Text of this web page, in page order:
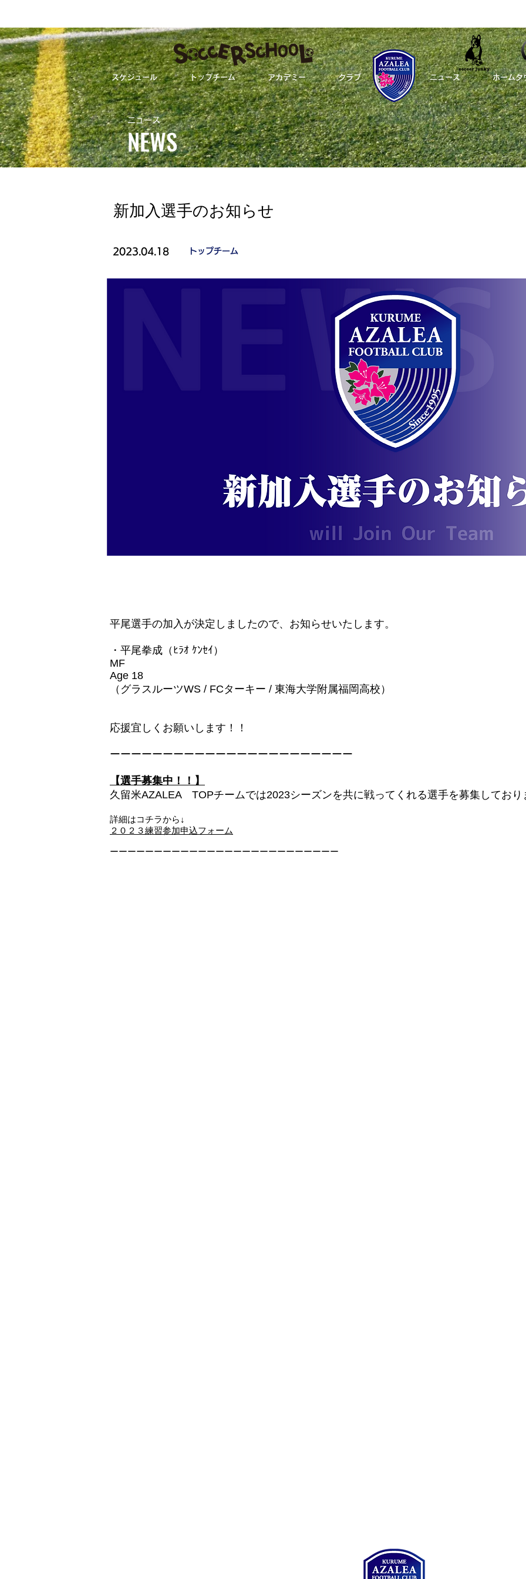
スケジュール トップチーム アカデミー クラブ _ ニュース ホームタ
新加入選手のお知らせ
ALL トップチーム アカデミー クラブ
新加入選手のお知らせ
2023.04.18 トップチーム
平尾選手の加入が決定しましたので、お知らせいたします。
・平尾拳成（ﾋﾗｵ ｹﾝｾｲ）
MF
Age 18
（グラスルーツWS / FCターキー / 東海大学附属福岡高校）
応援宜しくお願いします！！
ーーーーーーーーーーーーーーーーーーーーーーー
【選手募集中！！】
久留米AZALEA TOPチームでは2023シーズンを共に戦ってくれる選手を募集しており
詳細はコチラから↓
２０２３練習参加申込フォーム
ーーーーーーーーーーーーーーーーーーーーーーーーーー
NEWS
ニュース